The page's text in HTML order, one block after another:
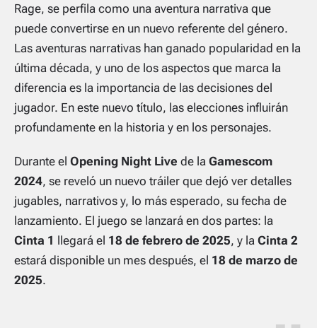
Rage, se perfila como una aventura narrativa que
puede convertirse en un nuevo referente del género.
Las aventuras narrativas han ganado popularidad en la
última década, y uno de los aspectos que marca la
diferencia es la importancia de las decisiones del
jugador. En este nuevo título, las elecciones influirán
profundamente en la historia y en los personajes.
Durante el Opening Night Live de la Gamescom
2024, se reveló un nuevo tráiler que dejó ver detalles
jugables, narrativos y, lo más esperado, su fecha de
lanzamiento. El juego se lanzará en dos partes: la
Cinta 1 llegará el 18 de febrero de 2025, y la Cinta 2
estará disponible un mes después, el 18 de marzo de
2025.